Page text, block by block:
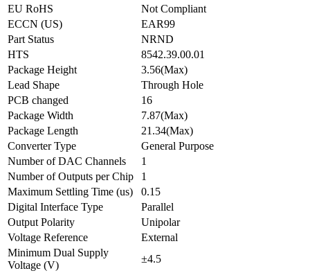
EU RoHS
Not Compliant
ECCN (US)
EAR99
Part Status
NRND
HTS
8542.39.00.01
Package Height
3.56(Max)
Lead Shape
Through Hole
PCB changed
16
Package Width
7.87(Max)
Package Length
21.34(Max)
Converter Type
General Purpose
Number of DAC Channels
1
Number of Outputs per Chip
1
Maximum Settling Time (us)
0.15
Digital Interface Type
Parallel
Output Polarity
Unipolar
Voltage Reference
External
Minimum Dual Supply
Voltage (V)
±4.5